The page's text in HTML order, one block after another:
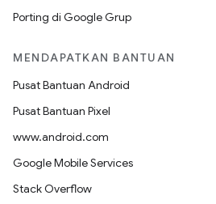
Porting di Google Grup
MENDAPATKAN BANTUAN
Pusat Bantuan Android
Pusat Bantuan Pixel
www.android.com
Google Mobile Services
Stack Overflow